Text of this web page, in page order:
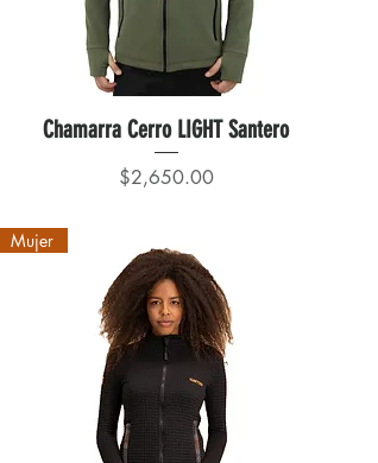
Chamarra Cerro LIGHT Santero
Precio
$2,650.00
Mujer